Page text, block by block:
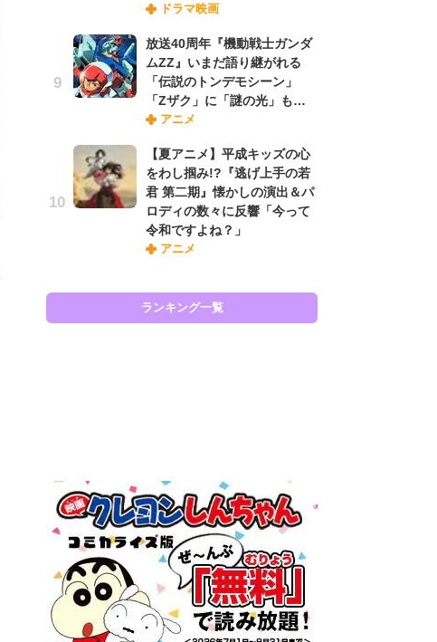
ドラマ映画
放送40周年『機動戦士ガンダ
ムZZ』いまだ語り継がれる
「伝説のトンデモシーン」
「Zザク」に「謎の光」も…
アニメ
【夏アニメ】平成キッズの心
をわし掴み!?『逃げ上手の若
君 第二期』懐かしの演出＆パ
ロディの数々に反響「今って
令和ですよね？」
アニメ
ランキング一覧